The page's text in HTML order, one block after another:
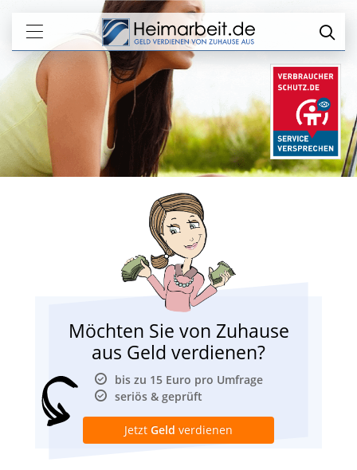
Möchten Sie von Zuhause
aus Geld verdienen?
bis zu 15 Euro pro Umfrage
seriös & geprüft
Jetzt Geld verdienen